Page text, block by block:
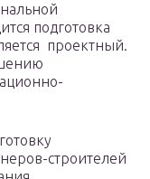
подготовка
проектный.
строителей